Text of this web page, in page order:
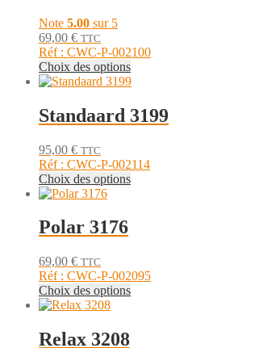
être
choisies
sur
page
du
Note 5.00 sur 5
69,00 € TTC
Réf : CWC-P-002100
Choix des optionsCe
produit
plusieurs
variations.
peuvent
être
produit
Standaard 3199
95,00 € TTC
Réf : CWC-P-002114
Choix des optionsCe
peuvent
être
Polar 3176
69,00 € TTC
Réf : CWC-P-002095
Choix des optionsCe
Relax 3208